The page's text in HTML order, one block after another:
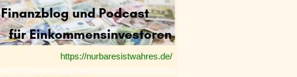
https://nurbaresistwahres.de/